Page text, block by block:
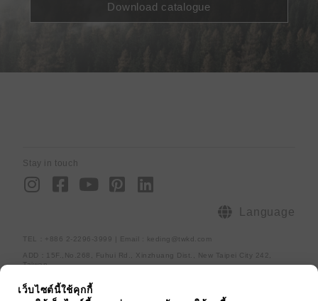
Download catalogue
TEL：+886 2-2296-3999 | Email : keding@twkd.com
ADD：15F.,No.268, Fuhui Rd., Xinzhuang Dist., New Taipei City 242,
Taiwan
SitemapPrivacy policy
Stay in touch
I
n
a
g
r
F
a
b
o
o
Y
o
u
b
e
P
i
e
r
L
i
e
d
Language
เว็บไซต์นี้ใช้คุกกี้